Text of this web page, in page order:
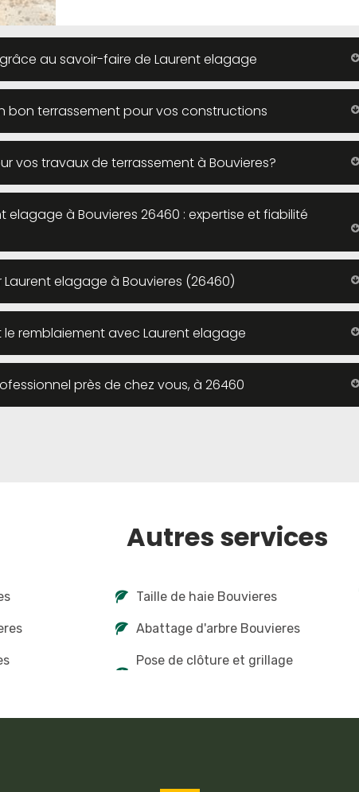
au savoir-faire de Laurent elagage
bon terrassement pour vos constructions
vos travaux de terrassement à Bouvieres?
elagage à Bouvieres 26460 : expertise et fiabilité
elagage à Bouvieres (26460)
remblaiement avec Laurent elagage
près de chez vous, à 26460
Autres services
Taille de haie Bouvieres
Abattage d'arbre Bouvieres
Pose de clôture et grillage